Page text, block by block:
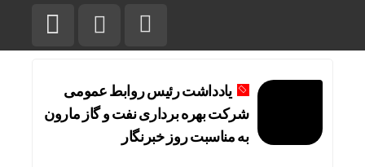
یادداشت رئیس روابط عمومی
شرکت بهره برداری نفت و گاز مارون
به مناسبت روز خبرنگار